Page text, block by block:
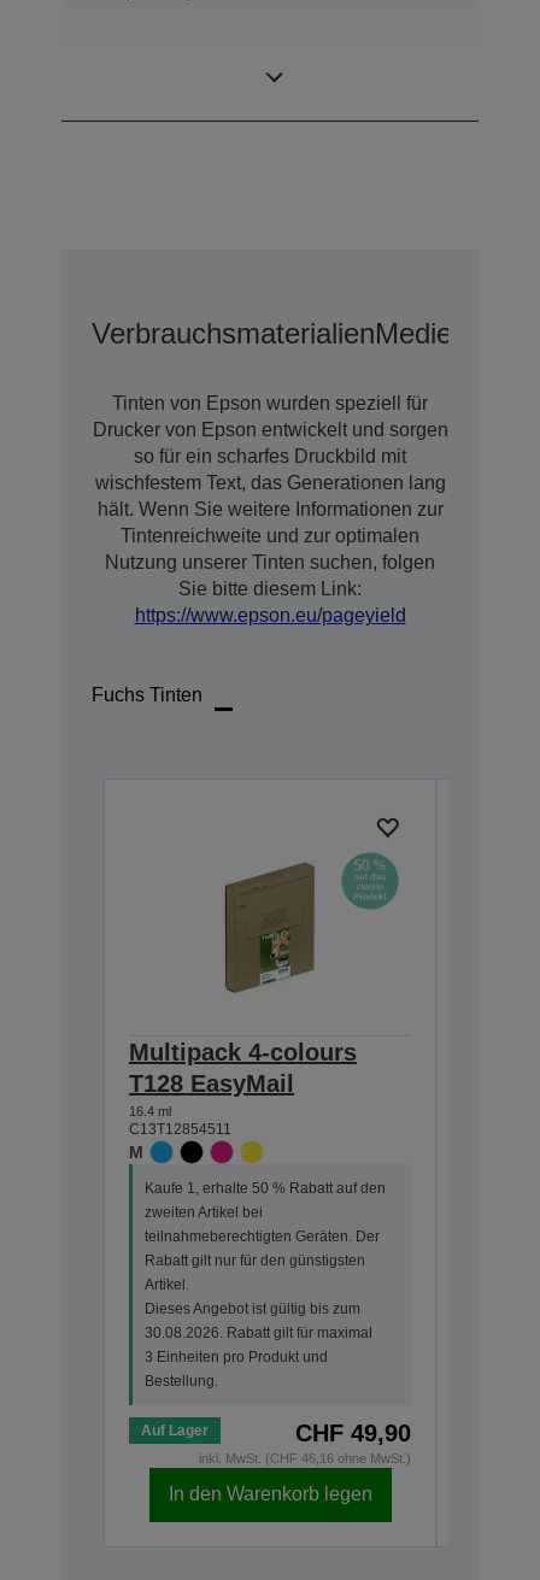
VerbrauchsmaterialienMedien
Tinten von Epson wurden speziell für
Drucker von Epson entwickelt und sorgen
so für ein scharfes Druckbild mit
wischfestem Text, das Generationen lang
hält. Wenn Sie weitere Informationen zur
Tintenreichweite und zur optimalen
Nutzung unserer Tinten suchen, folgen
Sie bitte diesem Link:
https://www.epson.eu/pageyield
Fuchs Tinten
Multipack 4-colours
T128 EasyMail
16.4 ml
C13T12854511
M
Kaufe 1, erhalte 50 % Rabatt auf den
zweiten Artikel bei
teilnahmeberechtigten Geräten. Der
Rabatt gilt nur für den günstigsten
Artikel.
Dieses Angebot ist gültig bis zum
30.08.2026. Rabatt gilt für maximal
3 Einheiten pro Produkt und
Bestellung.
Auf Lager CHF 49,90
inkl. MwSt. (CHF 46,16 ohne MwSt.)
In den Warenkorb legen